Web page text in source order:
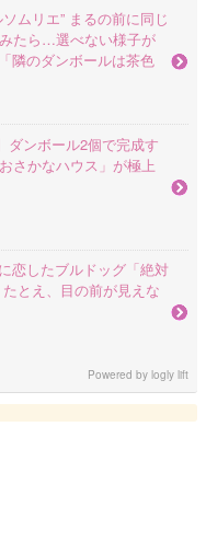
ムリエ” まるの前に同じ
たら…選べない様子が
隣のダンボールは茶色
ダンボール2個で完成す
さかなハウス」が極上
恋したブルドッグ「絶対
とえ、目の前が見えな
Powered bylogly lift